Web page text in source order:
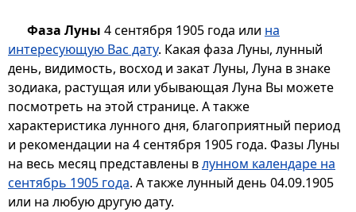
Фаза Луны 4 сентября 1905 года или на
интересующую Вас дату. Какая фаза Луны, лунный
день, видимость, восход и закат Луны, Луна в знаке
зодиака, растущая или убывающая Луна Вы можете
посмотреть на этой странице. А также
характеристика лунного дня, благоприятный период
и рекомендации на 4 сентября 1905 года. Фазы Луны
на весь месяц представлены влунном календаре на
сентябрь 1905 года. А также лунный день 04.09.1905
или на любую другую дату.